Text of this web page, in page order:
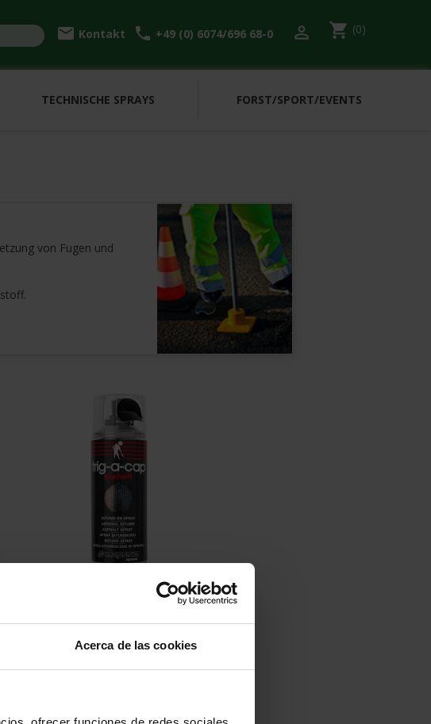
Acerca de las cookies
email Kontakt call +49 (0) 6074/696 68-0  shopping_cart (0)
TECHNISCHE SPRAYS FORST/SPORT/EVENTS
von Fugen und
Sprühbare Bitumenmasse trig-a-